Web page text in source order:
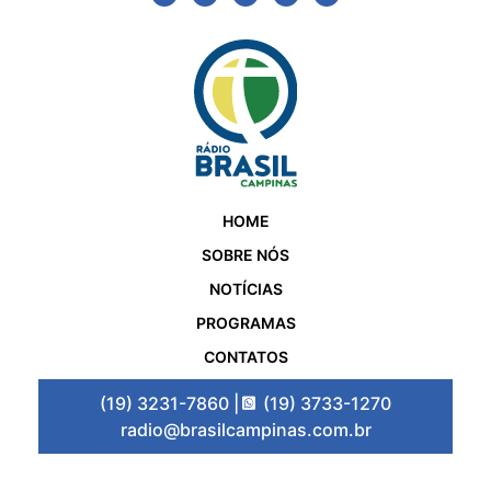
HOME
SOBRE NÓS
NOTÍCIAS
PROGRAMAS
CONTATOS
(19) 3231-7860 |
(19) 3733-1270
radio@brasilcampinas.com.br